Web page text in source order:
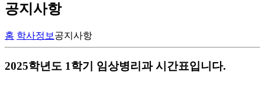
공지사항
홈 학사정보 공지사항
2025학년도 1학기 임상병리과 시간표입니다.